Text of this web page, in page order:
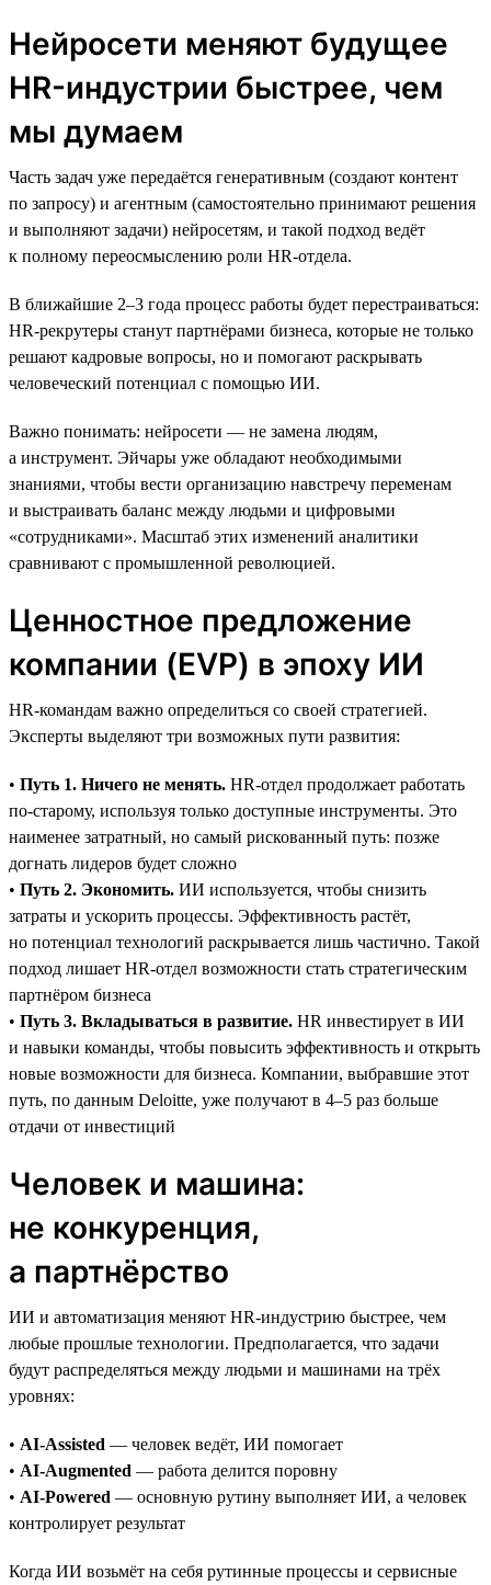
Нейросети меняют будущее
HR-индустрии быстрее, чем
мы думаем
Часть задач уже передаётся генеративным (создают контент
по запросу) и агентным (самостоятельно принимают решения
и выполняют задачи) нейросетям, и такой подход ведёт
к полному переосмыслению роли HR-отдела.
В ближайшие 2–3 года процесс работы будет перестраиваться:
HR-рекрутеры станут партнёрами бизнеса, которые не только
решают кадровые вопросы, но и помогают раскрывать
человеческий потенциал с помощью ИИ.
Важно понимать: нейросети — не замена людям,
а инструмент. Эйчары уже обладают необходимыми
знаниями, чтобы вести организацию навстречу переменам
и выстраивать баланс между людьми и цифровыми
«сотрудниками». Масштаб этих изменений аналитики
сравнивают с промышленной революцией.
Ценностное предложение
компании (EVP) в эпоху ИИ
HR-командам важно определиться со своей стратегией.
Эксперты выделяют три возможных пути развития:
• Путь 1. Ничего не менять. HR-отдел продолжает работать
по-старому, используя только доступные инструменты. Это
наименее затратный, но самый рискованный путь: позже
догнать лидеров будет сложно
• Путь 2. Экономить. ИИ используется, чтобы снизить
затраты и ускорить процессы. Эффективность растёт,
но потенциал технологий раскрывается лишь частично. Такой
подход лишает HR-отдел возможности стать стратегическим
партнёром бизнеса
• Путь 3. Вкладываться в развитие. HR инвестирует в ИИ
и навыки команды, чтобы повысить эффективность и открыть
новые возможности для бизнеса. Компании, выбравшие этот
путь, по данным Deloitte, уже получают в 4–5 раз больше
отдачи от инвестиций
Человек и машина:
не конкуренция,
а партнёрство
ИИ и автоматизация меняют HR-индустрию быстрее, чем
любые прошлые технологии. Предполагается, что задачи
будут распределяться между людьми и машинами на трёх
уровнях:
• AI-Assisted — человек ведёт, ИИ помогает
• AI-Augmented — работа делится поровну
• AI-Powered — основную рутину выполняет ИИ, а человек
контролирует результат
Когда ИИ возьмёт на себя рутинные процессы и сервисные